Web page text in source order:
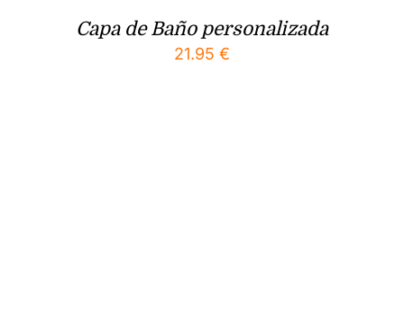
Capa de Baño personalizada
21.95 €